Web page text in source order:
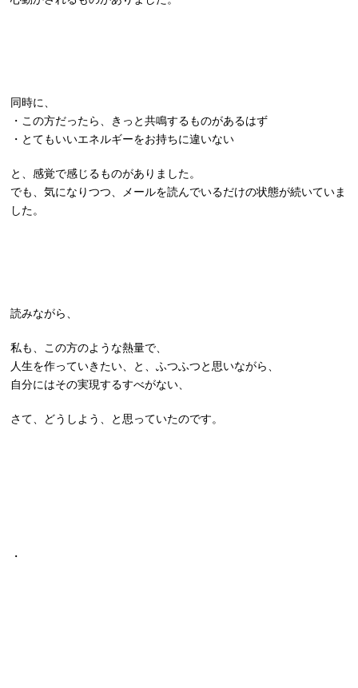
同時に、
・この方だったら、きっと共鳴するものがあるはず
・とてもいいエネルギーをお持ちに違いない
と、感覚で感じるものがありました。
でも、気になりつつ、メールを読んでいるだけの状態が続いていま
した。
読みながら、
私も、この方のような熱量で、
人生を作っていきたい、と、ふつふつと思いながら、
自分にはその実現するすべがない、
さて、どうしよう、と思っていたのです。
・